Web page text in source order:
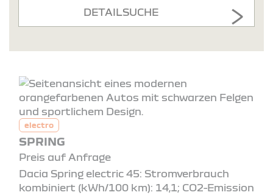
DETAILSUCHE
electro
SPRING
Preis auf Anfrage
Dacia Spring electric 45: Stromverbrauch
kombiniert (kWh/100 km): 14,1; CO2-Emission